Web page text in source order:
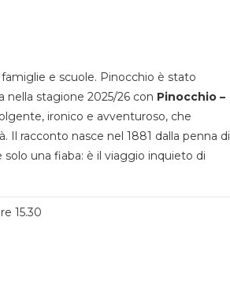
e scuole. Pinocchio è stato
nella stagione 2025/26 con Pinocchio –
ironico e avventuroso, che
racconto nasce nel 1881 dalla penna di
solo una fiaba: è il viaggio inquieto di
15.30